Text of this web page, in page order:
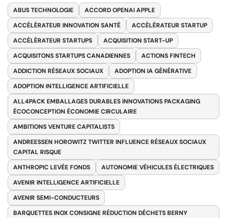
ABUS TECHNOLOGIE
ACCORD OPENAI APPLE
ACCÉLÉRATEUR INNOVATION SANTÉ
ACCÉLÉRATEUR STARTUP
ACCÉLÉRATEUR STARTUPS
ACQUISITION START-UP
ACQUISITONS STARTUPS CANADIENNES
ACTIONS FINTECH
ADDICTION RÉSEAUX SOCIAUX
ADOPTION IA GÉNÉRATIVE
ADOPTION INTELLIGENCE ARTIFICIELLE
ALL4PACK EMBALLAGES DURABLES INNOVATIONS PACKAGING
ÉCOCONCEPTION ÉCONOMIE CIRCULAIRE
AMBITIONS VENTURE CAPITALISTS
ANDREESSEN HOROWITZ TWITTER INFLUENCE RÉSEAUX SOCIAUX
CAPITAL RISQUE
ANTHROPIC LEVÉE FONDS
AUTONOMIE VÉHICULES ÉLECTRIQUES
AVENIR INTELLIGENCE ARTIFICIELLE
AVENIR SEMI-CONDUCTEURS
BARQUETTES INOX CONSIGNE RÉDUCTION DÉCHETS BERNY